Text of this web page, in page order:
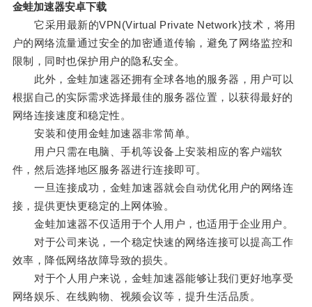
金蛙加速器安卓下载
它采用最新的VPN(Virtual Private Network)技术，将用
户的网络流量通过安全的加密通道传输，避免了网络监控和
限制，同时也保护用户的隐私安全。
此外，金蛙加速器还拥有全球各地的服务器，用户可以
根据自己的实际需求选择最佳的服务器位置，以获得最好的
网络连接速度和稳定性。
安装和使用金蛙加速器非常简单。
用户只需在电脑、手机等设备上安装相应的客户端软
件，然后选择地区服务器进行连接即可。
一旦连接成功，金蛙加速器就会自动优化用户的网络连
接，提供更快更稳定的上网体验。
金蛙加速器不仅适用于个人用户，也适用于企业用户。
对于公司来说，一个稳定快速的网络连接可以提高工作
效率，降低网络故障导致的损失。
对于个人用户来说，金蛙加速器能够让我们更好地享受
网络娱乐、在线购物、视频会议等，提升生活品质。